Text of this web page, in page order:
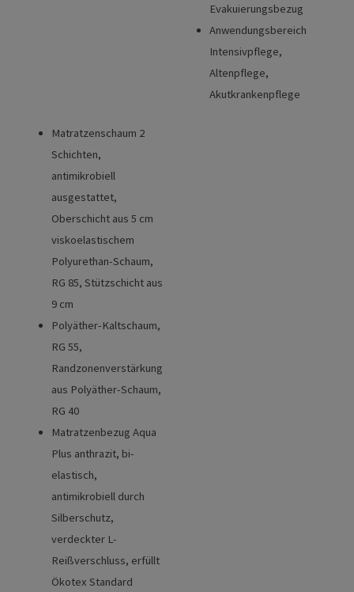
Evakuierungsbezug
Anwendungsbereich
Intensivpflege,
Altenpflege,
Akutkrankenpflege
Matratzenschaum 2
Schichten,
antimikrobiell
ausgestattet,
Oberschicht aus 5 cm
viskoelastischem
Polyurethan-Schaum,
RG 85, Stützschicht aus
9 cm
Polyäther-Kaltschaum,
RG 55,
Randzonenverstärkung
aus Polyäther-Schaum,
RG 40
Matratzenbezug Aqua
Plus anthrazit, bi-
elastisch,
antimikrobiell durch
Silberschutz,
verdeckter L-
Reißverschluss, erfüllt
Ökotex Standard